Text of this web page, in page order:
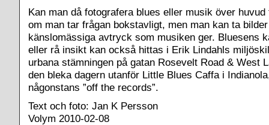
Kan man då fotografera blues eller musik över huvud
om man tar frågan bokstavligt, men man kan ta
känslomässiga avtryck som musiken ger. Bluesens
eller rå insikt kan också hittas i Erik Lindahls
urbana stämningen på gatan Rosevelt Road & West
den bleka dagern utanför Little Blues Caffa i
någonstans ”off the records”.
Text och foto: Jan K Persson
Volym 2010-02-08